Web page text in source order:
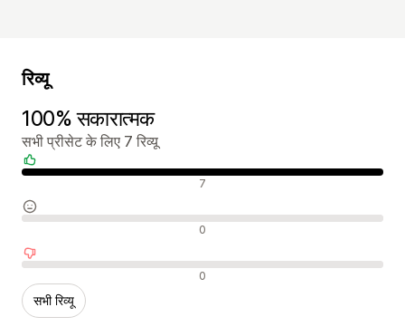
रिव्यू
100% सकारात्मक
सभी प्रीसेट के लिए 7 रिव्यू
सकारात्मक रिव्यू 7
न्यूट्रल रिव्यू 0
नकारात्मक रिव्यू 0
सभी रिव्यू